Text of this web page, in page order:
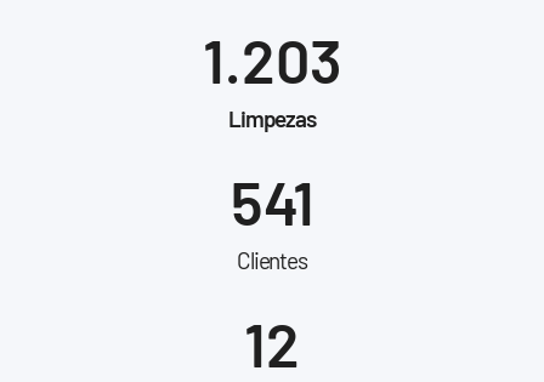
Limpezas
1.203
Clientes
541
12